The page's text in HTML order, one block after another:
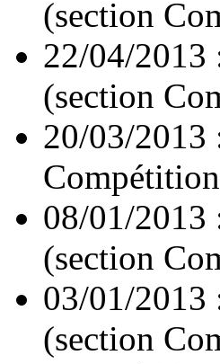
(section
22/04/2013
(section
20/03/2013
08/01/2013
(section
03/01/2013
(section